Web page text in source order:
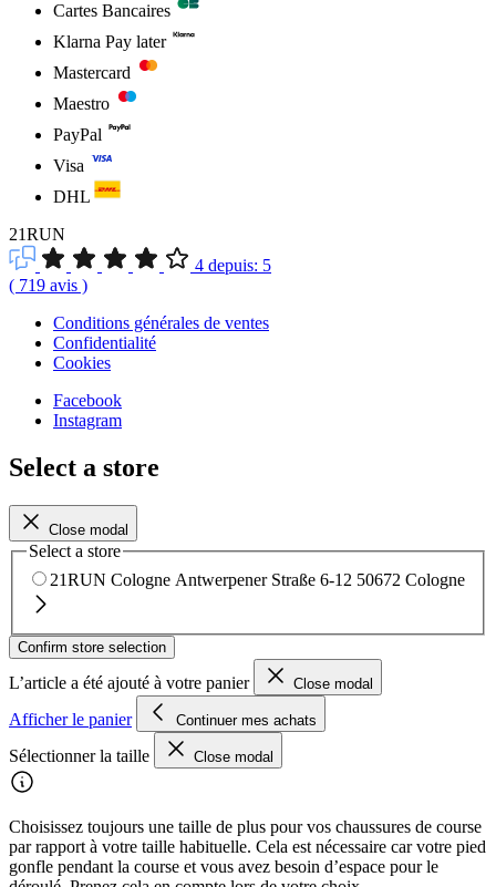
Cartes Bancaires
Klarna Pay later
Mastercard
Maestro
PayPal
Visa
DHL
21RUN
4 depuis: 5
( 719 avis )
Conditions générales de ventes
Confidentialité
Cookies
Facebook
Instagram
Select a store
Close modal
Select a store
21RUN Cologne Antwerpener Straße 6-12 50672 Cologne
Confirm store selection
L’article a été ajouté à votre panier Close modal
Afficher le panier Continuer mes achats
Sélectionner la taille Close modal
Choisissez toujours une taille de plus pour vos chaussures de course
par rapport à votre taille habituelle. Cela est nécessaire car votre pied
gonfle pendant la course et vous avez besoin d’espace pour le